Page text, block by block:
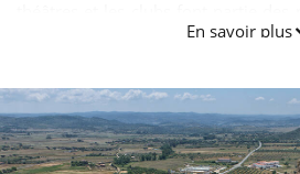
relaxation qu'offre une ville
et bars où les visiteurs peuvent
les plus enracinées et les plus
des tapas".
En savoir plus